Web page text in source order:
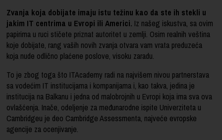
Zvanja koja dobijate imaju istu težinu kao da ste ih stekli u
jakim IT centrima u Evropi ili Americi. Iz našeg iskustva, sa ovim
papirima u ruci stičete priznat autoritet u zemlji. Osim realnih veština
koje dobijate, rang vaših novih zvanja otvara vam vrata preduzeća
koja nude odlično plaćene poslove, visoku zaradu.
To je zbog toga što ITAcademy radi na najvišem nivou partnerstava
sa vodećim IT institucijama i kompanijama i, kao takva, jedina je
institucija na Balkanu i jedna od malobrojnih u Evropi koja ima sva ova
ovlašćenja. Inače, odeljenje za međunarodne ispite Univerziteta u
Cambridgeu je deo Cambridge Assessmenta, najveće evropske
agencije za ocenjivanje.